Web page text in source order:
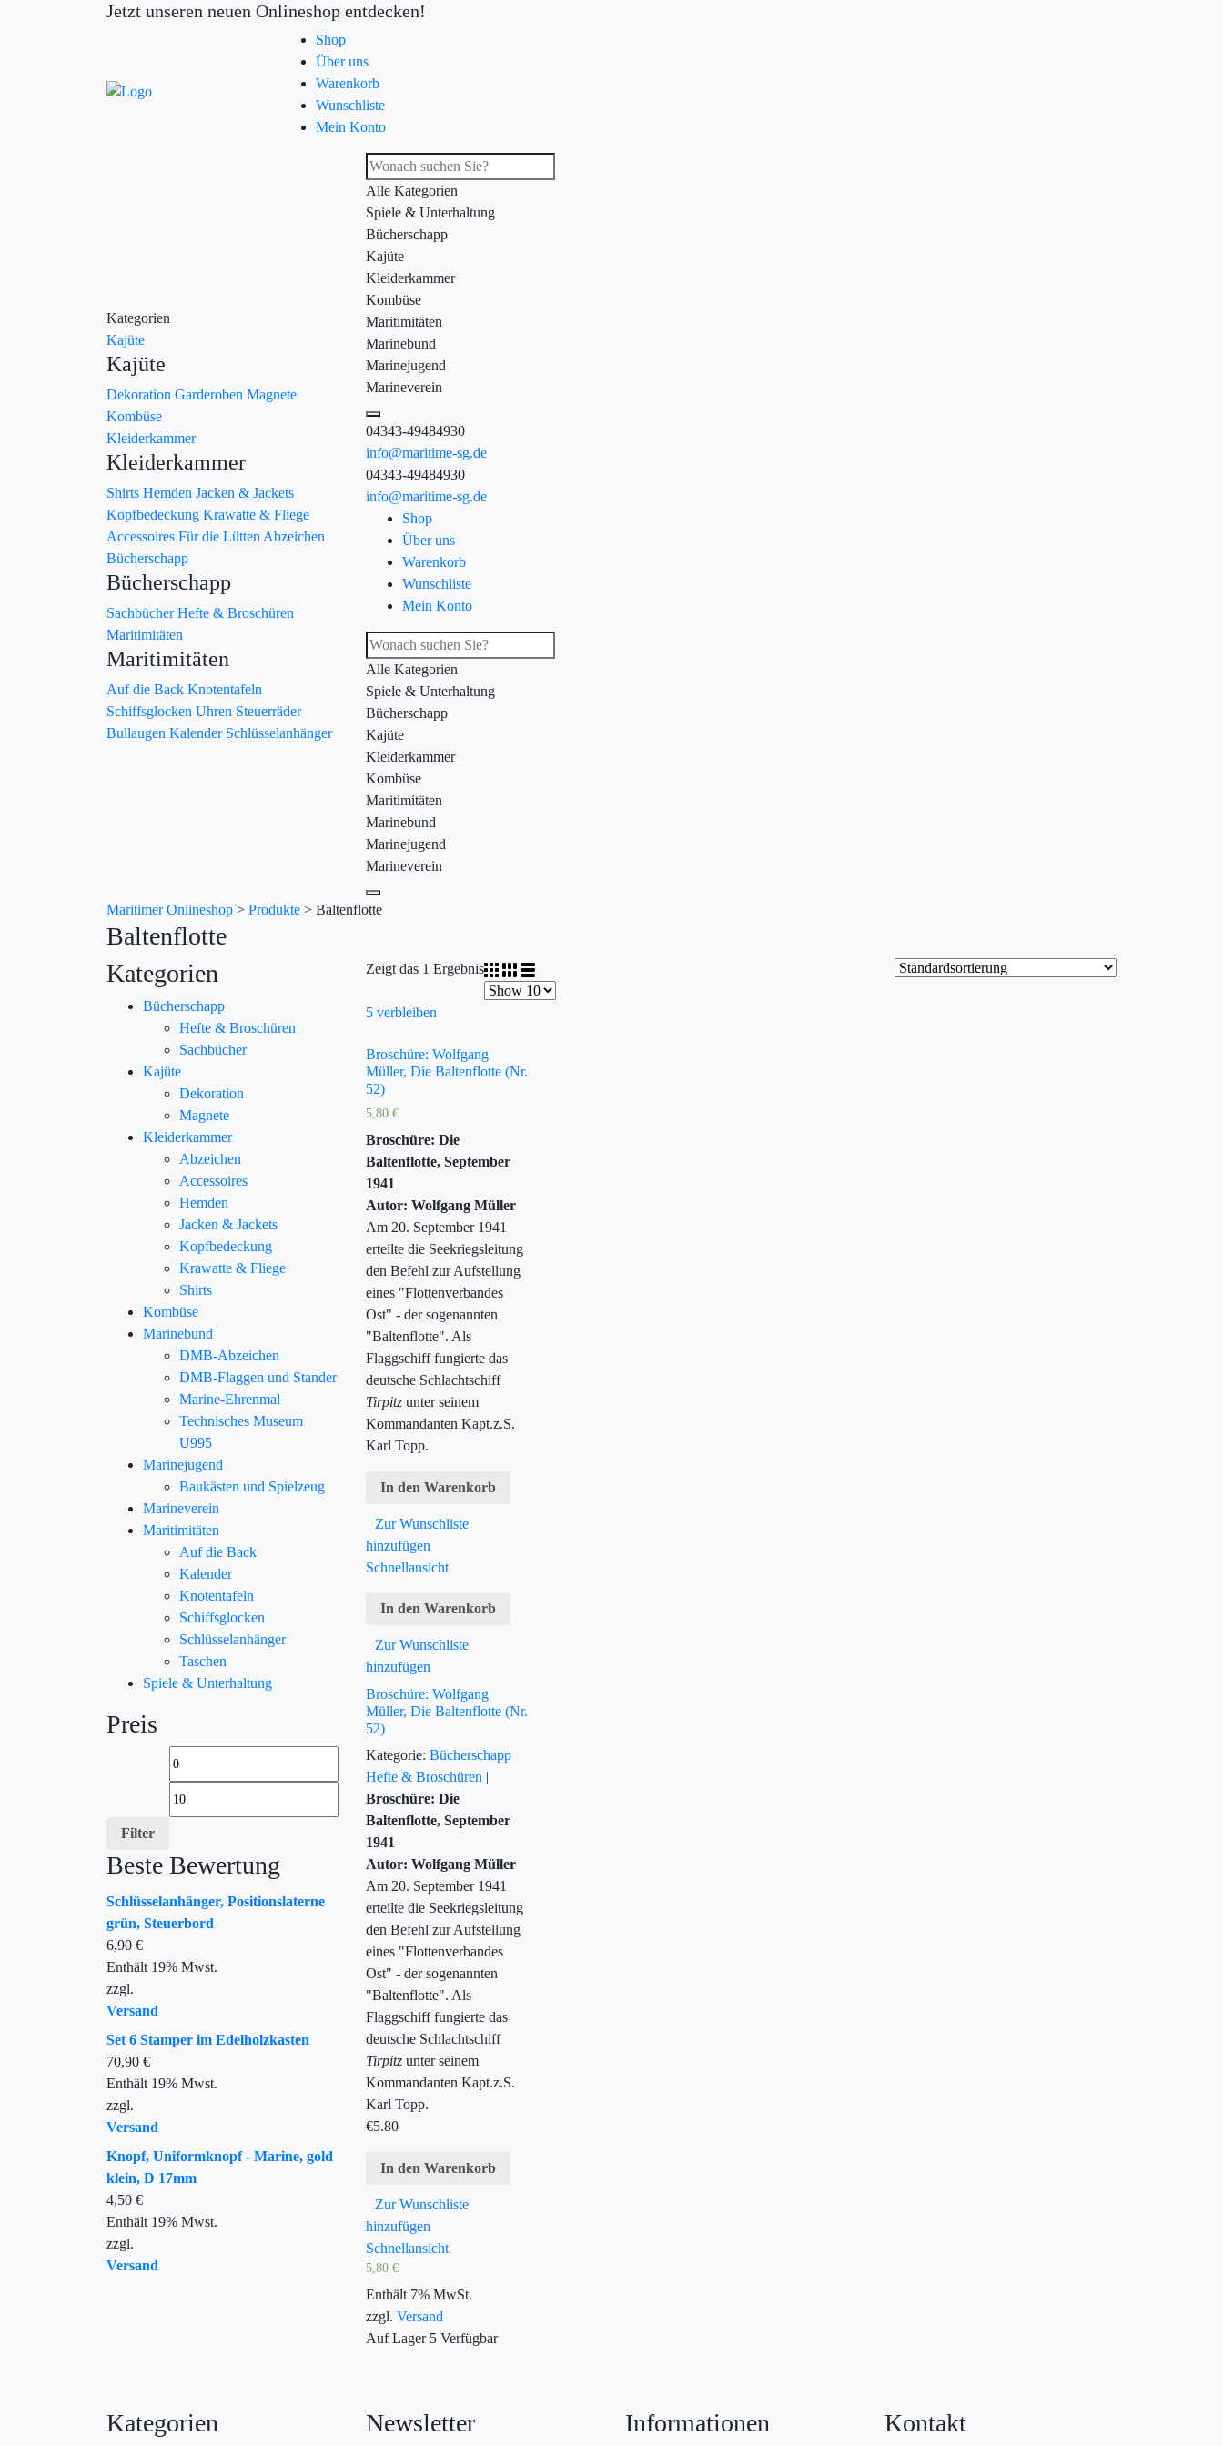
Jetzt unseren neuen Onlineshop entdecken!
Shop
Über uns
Warenkorb
Wunschliste
Mein Konto
Kategorien
Kajüte
Kajüte
Dekoration Garderoben Magnete
Kombüse
Kleiderkammer
Kleiderkammer
Shirts Hemden Jacken & Jackets
Kopfbedeckung Krawatte & Fliege
Accessoires Für die Lütten Abzeichen
Bücherschapp
Bücherschapp
SachbücherHefte & Broschüren
Maritimitäten
Maritimitäten
Auf die Back Knotentafeln
Schiffsglocken Uhren Steuerräder
Bullaugen Kalender Schlüsselanhänger
Alle Kategorien
Spiele & Unterhaltung
Bücherschapp
Kajüte
Kleiderkammer
Kombüse
Maritimitäten
Marinebund
Marinejugend
Marineverein
04343-49484930
info@maritime-sg.de
04343-49484930
info@maritime-sg.de
Shop
Über uns
Warenkorb
Wunschliste
Mein Konto
Alle Kategorien
Spiele & Unterhaltung
Bücherschapp
Kajüte
Kleiderkammer
Kombüse
Maritimitäten
Marinebund
Marinejugend
Marineverein
Maritimer Onlineshop > Produkte > Baltenflotte
Baltenflotte
Kategorien
Bücherschapp
Hefte & Broschüren
Sachbücher
Kajüte
Dekoration
Magnete
Kleiderkammer
Abzeichen
Accessoires
Hemden
Jacken & Jackets
Kopfbedeckung
Krawatte & Fliege
Shirts
Kombüse
Marinebund
DMB-Abzeichen
DMB-Flaggen und Stander
Marine-Ehrenmal
Technisches Museum
U995
Marinejugend
Baukästen und Spielzeug
Marineverein
Maritimitäten
Auf die Back
Kalender
Knotentafeln
Schiffsglocken
Schlüsselanhänger
Taschen
Spiele & Unterhaltung
Preis
Filter
Beste Bewertung
Schlüsselanhänger, Positionslaterne
grün, Steuerbord
6,90 €
Enthält 19% Mwst.
zzgl.
Versand
Set 6 Stamper im Edelholzkasten
70,90 €
Enthält 19% Mwst.
zzgl.
Versand
Knopf, Uniformknopf - Marine, gold
klein, D 17mm
4,50 €
Enthält 19% Mwst.
zzgl.
Versand
Zeigt das 1 Ergebnis
5 verbleiben
Broschüre: Wolfgang
Müller, Die Baltenflotte (Nr.
52)
5,80 €
Broschüre: Die
Baltenflotte, September
1941
Autor: Wolfgang Müller
Am 20. September 1941
erteilte die Seekriegsleitung
den Befehl zur Aufstellung
eines "Flottenverbandes
Ost" - der sogenannten
"Baltenflotte". Als
Flaggschiff fungierte das
deutsche Schlachtschiff
Tirpitz unter seinem
Kommandanten Kapt.z.S.
Karl Topp.
In den Warenkorb
Zur Wunschliste
hinzufügen
Schnellansicht
In den Warenkorb
Zur Wunschliste
hinzufügen
Broschüre: Wolfgang
Müller, Die Baltenflotte (Nr.
52)
Kategorie: Bücherschapp
Hefte & Broschüren |
Broschüre: Die
Baltenflotte, September
1941
Autor: Wolfgang Müller
Am 20. September 1941
erteilte die Seekriegsleitung
den Befehl zur Aufstellung
eines "Flottenverbandes
Ost" - der sogenannten
"Baltenflotte". Als
Flaggschiff fungierte das
deutsche Schlachtschiff
Tirpitz unter seinem
Kommandanten Kapt.z.S.
Karl Topp.
€5.80
In den Warenkorb
Zur Wunschliste
hinzufügen
Schnellansicht
5,80 €
Enthält 7% MwSt.
zzgl. Versand
Auf Lager5 Verfügbar
Kategorien Newsletter Informationen Kontakt